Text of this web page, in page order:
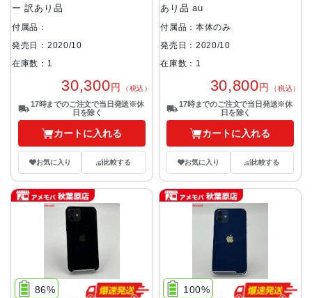
ー 訳あり品
付属品：
発売日：2020/10
在庫数：1
30,300円 （税込）
17時までのご注文で当日発送※休
日を除く
カートに入れる
お気に入り 比較する
あり品 au
付属品：本体のみ
発売日：2020/10
在庫数：1
30,800円 （税込）
17時までのご注文で当日発送※休
日を除く
カートに入れる
お気に入り 比較する
86% 100%